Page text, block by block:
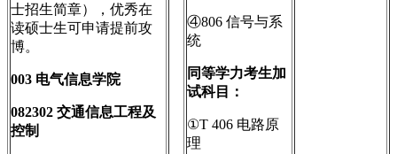
士招生简章），优秀在
读硕士生可申请提前攻
博。
003 电气信息学院
082302 交通信息工程及
控制
④806 信号与系
统
同等学力考生加
试科目：
①T 406 电路原
理